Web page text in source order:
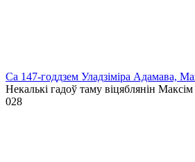
Са 147-годдзем Уладзіміра Адамава,
Некалькі гадоў таму віцяблянін
028